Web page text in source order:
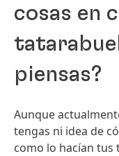
cosas en
piensas?
Aunque
tengas ni idea de
como lo hacían